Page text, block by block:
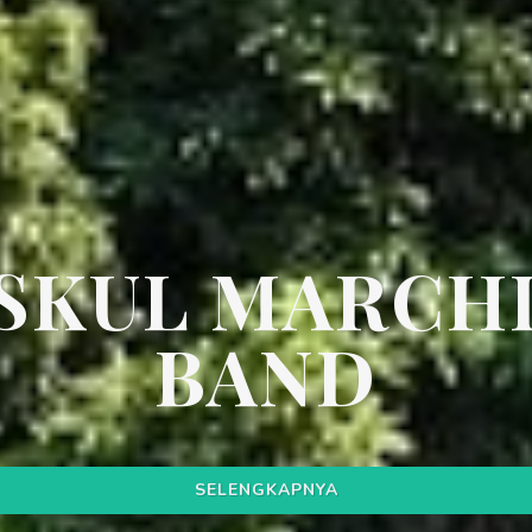
BAND
SELENGKAPNYA